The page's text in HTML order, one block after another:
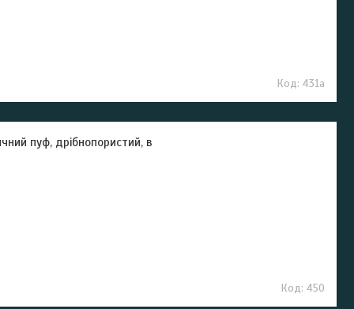
431а
пуф, дрібнопористий, в
450